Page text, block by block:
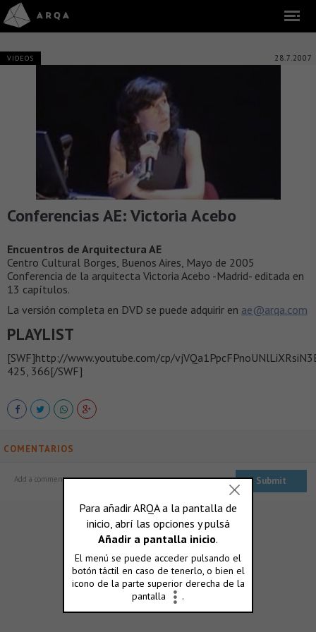
VIDEOS 28.7.2007
Conferencias AE: Victoria Acebo
Encuentros de Arquitectura AE
Centro Cultural Borges, Buenos Aires, Mayo de 2005
Conferencia de la arquitecta Victoria Acebo -Madrid- editada en
13 capítulos.
La versión completa en DVD se puede adquirir en ae@arqa.com
PLAYLIST
[SWF]http://www.youtube.com/cp/
425, 366[/SWF]
COMENTARIOS